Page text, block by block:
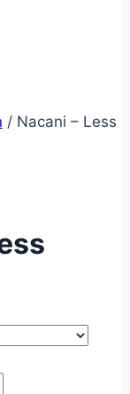
/ Nacani – Less